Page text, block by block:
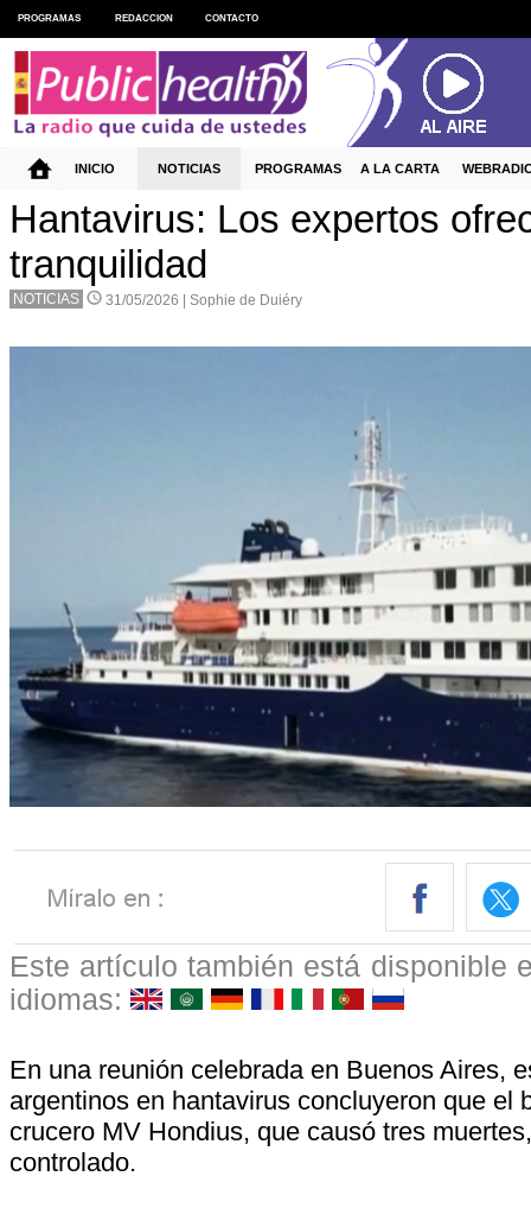
Hantavirus: Los expertos
tranquilidad
NOTICIAS 31/05/2026 | Sophie de Duiéry
Este artículo también está disponible
idiomas:
En una reunión celebrada en Buenos Aires,
argentinos en hantavirus concluyeron que el
crucero MV Hondius, que causó tres
controlado.
PROGRAMAS REDACCION CONTACTO
INICIO NOTICIAS PROGRAMAS A LA CARTA